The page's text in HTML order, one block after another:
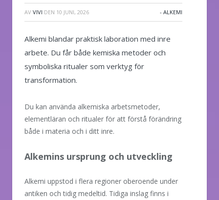
AV VIVI DEN 10 JUNI, 2026 - ALKEMI
Alkemi blandar praktisk laboration med inre
arbete. Du får både kemiska metoder och
symboliska ritualer som verktyg för
transformation.
Du kan använda alkemiska arbetsmetoder,
elementläran och ritualer för att förstå förändring
både i materia och i ditt inre.
Alkemins ursprung och utveckling
Alkemi uppstod i flera regioner oberoende under
antiken och tidig medeltid. Tidiga inslag finns i